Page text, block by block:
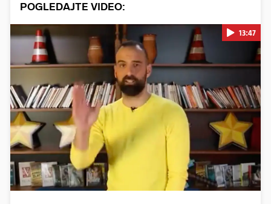
POGLEDAJTE VIDEO:
Pokretanje videa...
13:47